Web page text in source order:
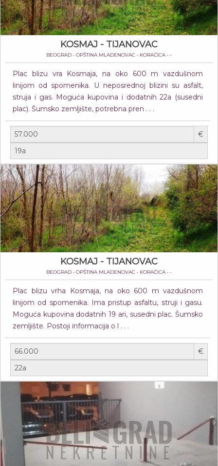
KOSMAJ - TIJANOVAC
BEOGRAD • OPŠTINA MLADENOVAC • KORAĆICA • -
Plac blizu vra Kosmaja, na oko 600 m vazdušnom
linijom od spomenika. U neposrednoj blizini su asfalt,
struja i gas. Moguća kupovina i dodatnih 22a (susedni
plac). Šumsko zemljište, potrebna pren . . .
€
KOSMAJ - TIJANOVAC
BEOGRAD • OPŠTINA MLADENOVAC • KORAĆICA • -
Plac blizu vrha Kosmaja, na oko 600 m vazdušnom
linijom od spomenika. Ima pristup asfaltu, struji i gasu.
Moguća kupovina dodatnih 19 ari, susedni plac. Šumsko
zemljište. Postoji informacija o l . . .
€